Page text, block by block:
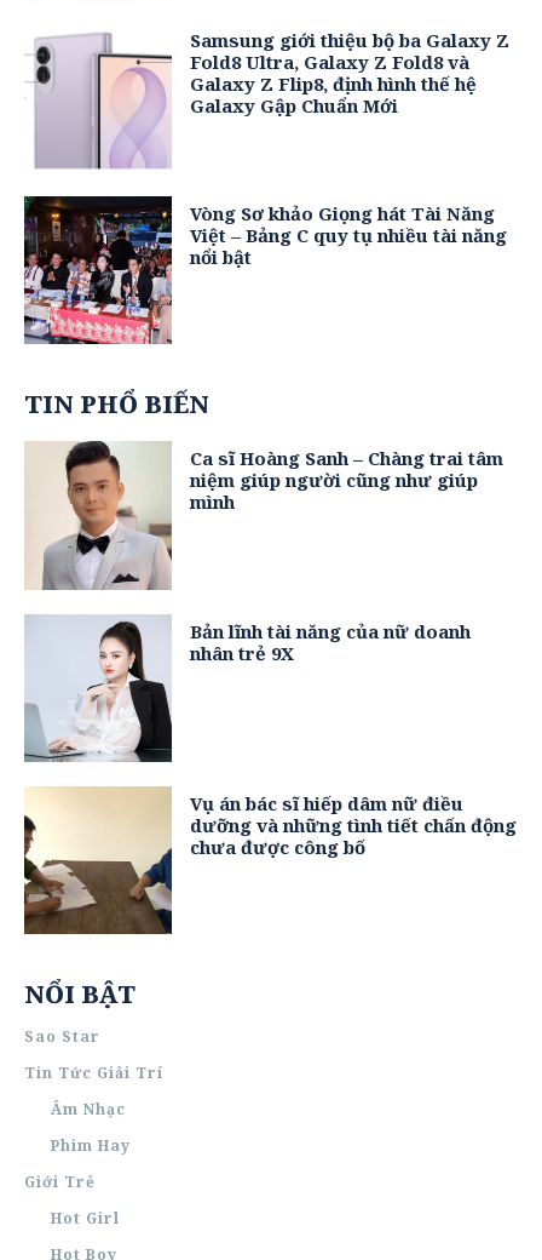
Samsung giới thiệu bộ ba Galaxy Z
Fold8 Ultra, Galaxy Z Fold8 và
Galaxy Z Flip8, định hình thế hệ
Galaxy Gập Chuẩn Mới
Vòng Sơ khảo Giọng hát Tài Năng
Việt – Bảng C quy tụ nhiều tài năng
nổi bật
TIN PHỔ BIẾN
Ca sĩ Hoàng Sanh – Chàng trai tâm
niệm giúp người cũng như giúp
mình
Bản lĩnh tài năng của nữ doanh
nhân trẻ 9X
Vụ án bác sĩ hiếp dâm nữ điều
dưỡng và những tình tiết chấn động
chưa được công bố
NỔI BẬT
Sao Star
Tin Tức Giải Trí
Âm Nhạc
Phim Hay
Giới Trẻ
Hot Girl
Hot Boy